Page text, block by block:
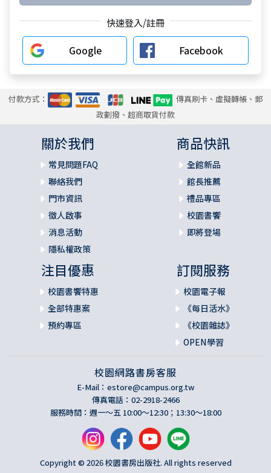
快速登入/註冊
Google Facebook
付款方式：
傳真刷卡、虛擬轉帳、郵
政劃撥、超商取貨付款
關於我們
常見問題FAQ
聯絡我們
門市資訊
徵人啟事
消息活動
隱私權政策
商品快訊
全館新品
館長推薦
禮品專區
校園書饗
即將登場
注目優惠
校園書饗特惠
全部特惠案
預約專區
訂閱服務
校園電子報
《每日活水》
《校園雜誌》
OPEN學習
校園網路書房客服
E-Mail： estore@campus.org.tw
傳真電話：02-2918-2466
服務時間：週一～五 10:00～12:30；13:30～18:00
Copyright © 2026 校園書房出版社. All rights reserved